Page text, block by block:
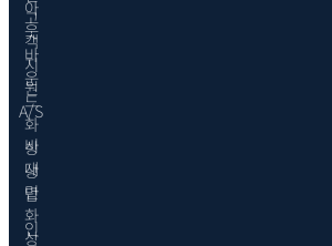
아
웃
바
운
드
화
상
상
담
인
고
객
지
원
A/S
비
대
면
화
상